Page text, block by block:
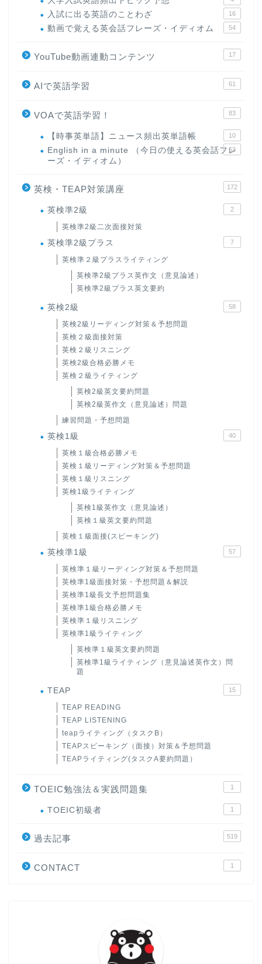
入試に出る英語のことわざ 16
動画で覚える英会話フレーズ・イディオム 54
YouTube動画連動コンテンツ 17
AIで英語学習 61
VOAで英語学習！ 83
【時事英単語】ニュース頻出英単語帳 10
English in a minute （今日の使える英会話フレ
ーズ・イディオム）
63
英検・TEAP対策講座 172
英検準2級 2
英検準2級二次面接対策
英検準2級プラス 7
英検準２級プラスライティング
英検準2級プラス英作文（意見論述）
英検準2級プラス英文要約
英検2級 58
英検2級リーディング対策＆予想問題
英検２級面接対策
英検２級リスニング
英検2級合格必勝メモ
英検２級ライティング
英検2級英文要約問題
英検2級英作文（意見論述）問題
練習問題・予想問題
英検1級 40
英検１級合格必勝メモ
英検１級リーディング対策＆予想問題
英検１級リスニング
英検1級ライティング
英検1級英作文（意見論述）
英検１級英文要約問題
英検１級面接(スピーキング)
英検準1級 57
英検準１級リーディング対策＆予想問題
英検準1級面接対策・予想問題＆解説
英検準1級長文予想問題集
英検準1級合格必勝メモ
英検準１級リスニング
英検準1級ライティング
英検準１級英文要約問題
英検準1級ライティング（意見論述英作文）問
題
TEAP 15
TEAP READING
TEAP LISTENING
teapライティング（タスクB）
TEAPスピーキング（面接）対策＆予想問題
TEAPライティング(タスクA要約問題）
TOEIC勉強法＆実践問題集 1
TOEIC初級者 1
過去記事 519
CONTACT 1
大学入試英語対策講座
英語名言・格言・カッコい